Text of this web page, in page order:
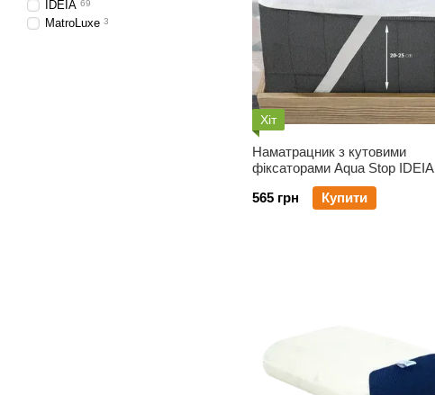
Хіт
Наматрацник з кутовими
фіксаторами Aqua Stop IDEIA
565 грн
Купити
IDEIA 69
MatroLuxe 3